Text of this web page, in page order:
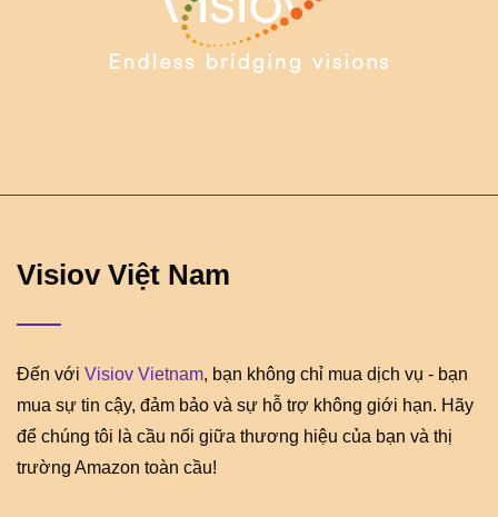
Visiov Việt Nam
Đến với Visiov Vietnam, bạn không chỉ mua dịch vụ - bạn
mua sự tin cậy, đảm bảo và sự hỗ trợ không giới hạn. Hãy
để chúng tôi là cầu nối giữa thương hiệu của bạn và thị
trường Amazon toàn cầu!